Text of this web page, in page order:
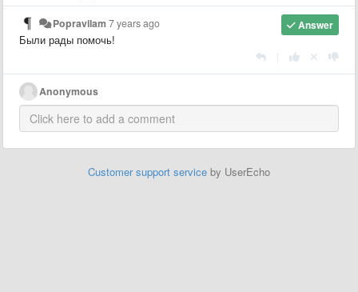
Answer
Popravilam 7 years ago
Были рады помочь!
Anonymous
Customer support service by UserEcho